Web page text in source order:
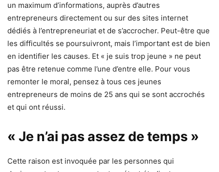
un maximum d’informations, auprès d’autres
entrepreneurs directement ou sur des sites internet
dédiés à l’entrepreneuriat et de s’accrocher. Peut-être que
les difficultés se poursuivront, mais l’important est de bien
en identifier les causes. Et « je suis trop jeune » ne peut
pas être retenue comme l’une d’entre elle. Pour vous
remonter le moral, pensez à tous ces jeunes
entrepreneurs de moins de 25 ans qui se sont accrochés
et qui ont réussi.
« Je n’ai pas assez de temps »
Cette raison est invoquée par les personnes qui